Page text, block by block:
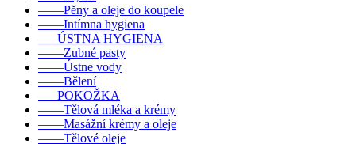
––––Pěny a oleje do koupele
––––Intímna hygiena
–––ÚSTNA HYGIENA
––––Zubné pasty
––––Ústne vody
––––Bělení
–––POKOŽKA
––––Tělová mléka a krémy
––––Masážní krémy a oleje
––––Tělové oleje